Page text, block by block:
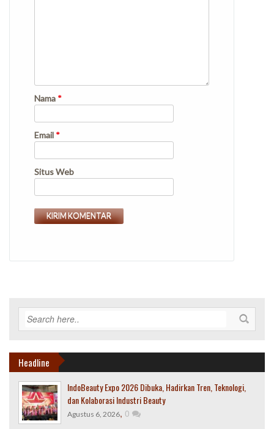
Nama *
Email *
Situs Web
Headline
IndoBeauty Expo 2026 Dibuka, Hadirkan Tren, Teknologi,
dan Kolaborasi Industri Beauty
Agustus 6, 2026, 0